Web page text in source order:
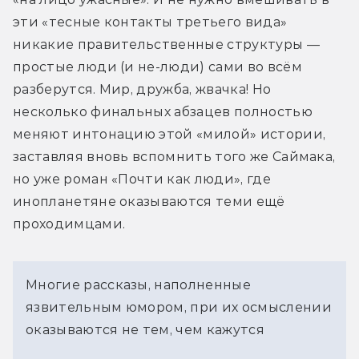
эти «тесные контакты третьего вида»
никакие правительственные структуры —
простые люди (и не-люди) сами во всём
разберутся. Мир, дружба, жвачка! Но
несколько финальных абзацев полностью
меняют интонацию этой «милой» истории,
заставляя вновь вспомнить того же Саймака,
но уже роман «Почти как люди», где
инопланетяне оказываются теми ещё
проходимцами.
Многие рассказы, наполненные
язвительным юмором, при их осмыслении
оказываются не тем, чем кажутся